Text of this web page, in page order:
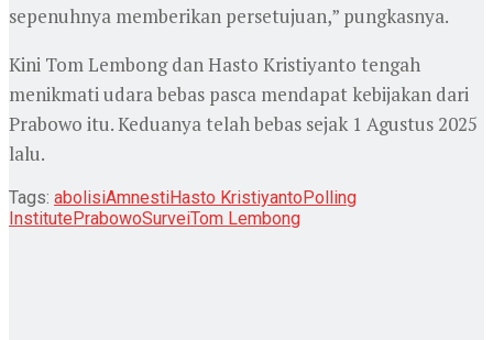
sepenuhnya memberikan persetujuan,” pungkasnya.
Kini Tom Lembong dan Hasto Kristiyanto tengah
menikmati udara bebas pasca mendapat kebijakan dari
Prabowo itu. Keduanya telah bebas sejak 1 Agustus 2025
lalu.
Tags: abolisiAmnestiHasto KristiyantoPolling
InstitutePrabowoSurveiTom Lembong